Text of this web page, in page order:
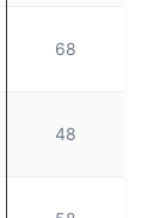
68
48